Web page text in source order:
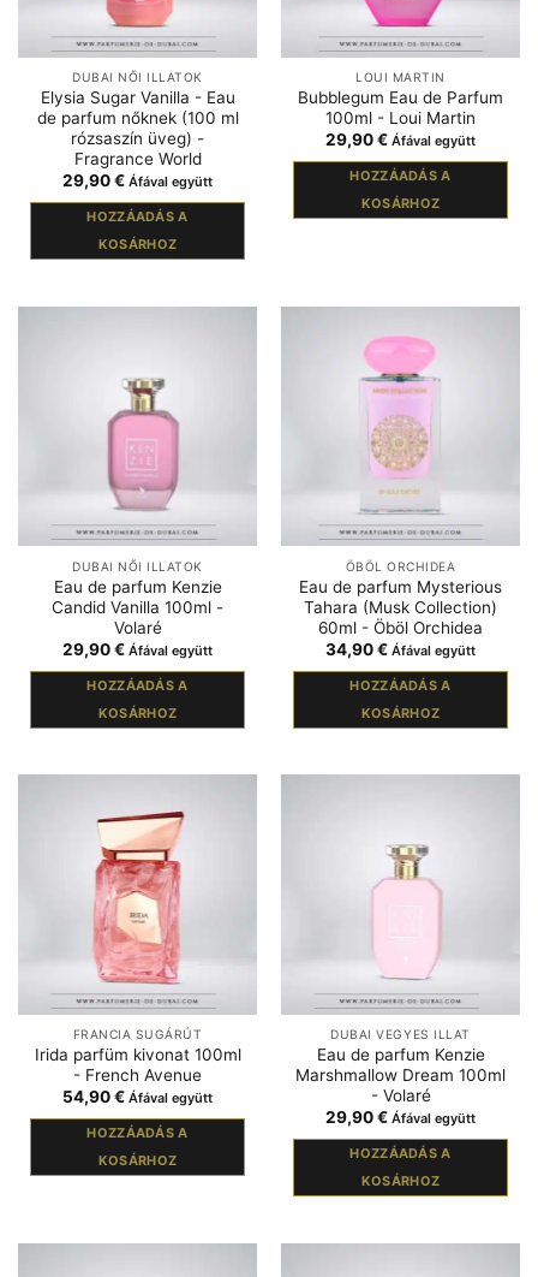
DUBAI NŐI ILLATOK
Elysia Sugar Vanilla - Eau
de parfum nőknek (100 ml
rózsaszín üveg) -
Fragrance World
29,90€ Áfával együtt
HOZZÁADÁS A
KOSÁRHOZ
LOUI MARTIN
Bubblegum Eau de Parfum
100ml - Loui Martin
29,90€ Áfával együtt
HOZZÁADÁS A
KOSÁRHOZ
DUBAI NŐI ILLATOK
Eau de parfum Kenzie
Candid Vanilla 100ml -
Volaré
29,90€ Áfával együtt
HOZZÁADÁS A
KOSÁRHOZ
ÖBÖL ORCHIDEA
Eau de parfum Mysterious
Tahara (Musk Collection)
60ml - Öböl Orchidea
34,90€ Áfával együtt
HOZZÁADÁS A
KOSÁRHOZ
FRANCIA SUGÁRÚT
Irida parfüm kivonat 100ml
- French Avenue
54,90€ Áfával együtt
HOZZÁADÁS A
KOSÁRHOZ
DUBAI VEGYES ILLAT
Eau de parfum Kenzie
Marshmallow Dream 100ml
- Volaré
29,90€ Áfával együtt
HOZZÁADÁS A
KOSÁRHOZ